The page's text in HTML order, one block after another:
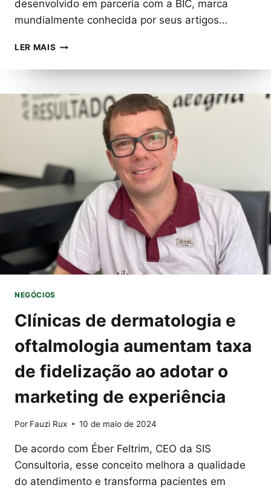
desenvolvido em parceria com a BIC, marca
mundialmente conhecida por seus artigos…
LER MAIS CINÉPOLIS
BIC
UNEM
PARA
CRIAR
CRIANÇAS
NEGÓCIOS
Clínicas de dermatologia e
oftalmologia aumentam taxa
de fidelização ao adotar o
marketing de experiência
Por Fauzi Rux 10 de maio de 2024
De acordo com Éber Feltrim, CEO da SIS
Consultoria, esse conceito melhora a qualidade
do atendimento e transforma pacientes em